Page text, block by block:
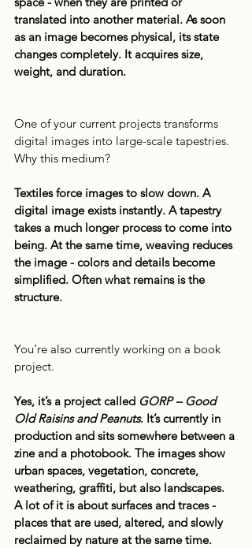
translated into another material. As soon
as an image becomes physical, its state
changes completely. It acquires size,
weight, and duration.
One of your current projects transforms
digital images into large-scale tapestries.
Why this medium?
Textiles force images to slow down. A
digital image exists instantly. A tapestry
takes a much longer process to come into
being. At the same time, weaving reduces
the image - colors and details become
simplified. Often what remains is the
structure.
You’re also currently working on a book
project.
Yes, it’s a project called GORP – Good
Old Raisins and Peanuts. It’s currently in
production and sits somewhere between a
zine and a photobook. The images show
urban spaces, vegetation, concrete,
weathering, graffiti, but also landscapes.
A lot of it is about surfaces and traces -
places that are used, altered, and slowly
reclaimed by nature at the same time.